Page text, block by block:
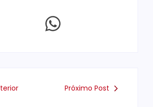
Próximo Post